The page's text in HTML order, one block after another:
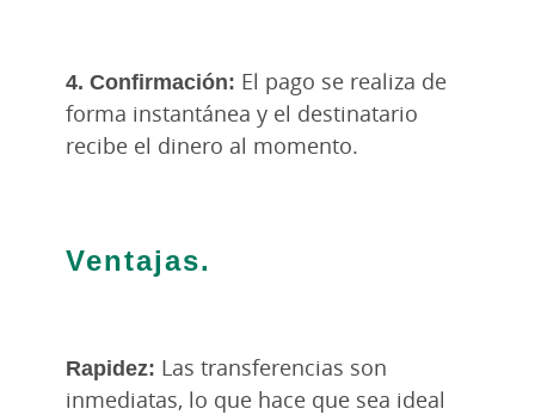
4. Confirmación: El pago se realiza de
forma instantánea y el destinatario
recibe el dinero al momento.
Ventajas.
Rapidez: Las transferencias son
inmediatas, lo que hace que sea ideal